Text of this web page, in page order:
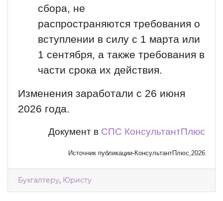
сбора, не
распространяются требования о
вступлении в силу с 1 марта или
1 сентября, а также требования в
части срока их действия.
Изменения заработали с 26 июня
2026 года.
Документ в СПС КонсультантПлюс
Источник публикации-КонсультантПлюс,2026
Бухгалтеру, Юристу